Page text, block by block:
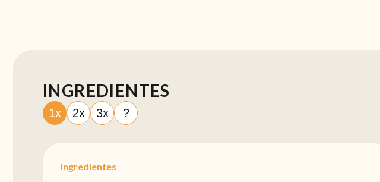
INGREDIENTES
1x 2x 3x ?
Ingredientes